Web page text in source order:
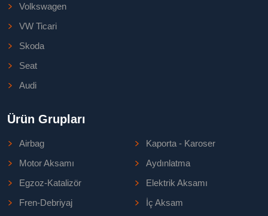
Volkswagen
VW Ticari
Skoda
Seat
Audi
Ürün Grupları
Airbag
Kaporta - Karoser
Motor Aksamı
Aydınlatma
Egzoz-Katalizör
Elektrik Aksamı
Fren-Debriyaj
İç Aksam